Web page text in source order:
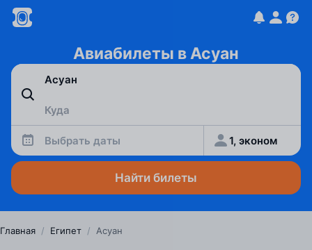
Авиабилеты в Асуан
Выбрать даты 1, эконом
Найти билеты
Главная / Египет / Асуан